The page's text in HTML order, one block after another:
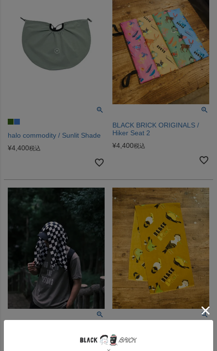
halo commodity / Sunlit Shade
¥4,400税込
BLACK BRICK ORIGINALS /
Hiker Seat 2
¥4,400税込
Chaoras スポーツてぬぐい
Limited（トリ）